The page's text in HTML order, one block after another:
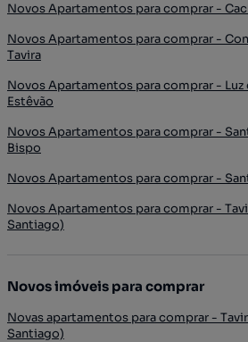
Novos Apartamentos para comprar -
Novos Apartamentos para comprar -
Tavira
Novos Apartamentos para comprar - Luz
Estêvão
Novos Apartamentos para comprar -
Bispo
Novos Apartamentos para comprar -
Novos Apartamentos para comprar -
Santiago)
Novos imóveis para comprar
Novas apartamentos para comprar -
Santiago)